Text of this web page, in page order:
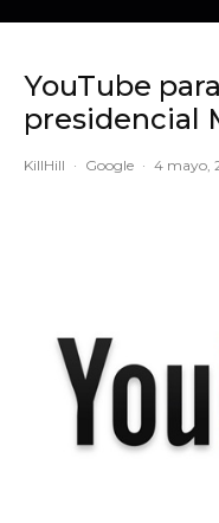
YouTube
presidencial
KillHill · Google · 4 mayo,